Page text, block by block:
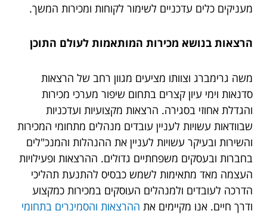
מעניקים כלים עדכניים לשימור לקוחות ומכירות המשך.
הרצאות בנושא מכירות המותאמות לעולם התוכן
משה גרימברג וצוותו מציעים מגוון רחב של הרצאות
סדנאות וימי עיון קצרים בתחום שיפור מערכי מכירות
והגדלת אחוזי בסגירה. הרצאות מקצועיות ועדכניות
שבוודאות עשויות לעניין עובדים מנהלים מתחומי המכירות
והשירות ובעיקר עשויות לעניין את ההנהלות והמנכ"לים
בחברות ובעסקים משפחתיים גדולים. ההרצאות ופעילויות
העצמה מאד מתאימות לשמש כבסיס להתנעת תהליכי
הדרכה לעובדים ולמנהלים העוסקים במכירות כמקצוע
ודרך חיים. אנו מקיימים את ההרצאות והסמינרים בתחומי